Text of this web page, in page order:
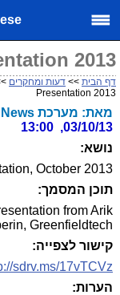
2013
דף הבית >> דעות ומחקרים
Presentation 2013
מאת: מערכת Telecom News
03/10/13, 13:00
נושא:
October 2013
תוכן המסמך:
from Arik
Greenfieldtech
קישור לצפייה:
sdrv.ms/17vTCVz
הערות: